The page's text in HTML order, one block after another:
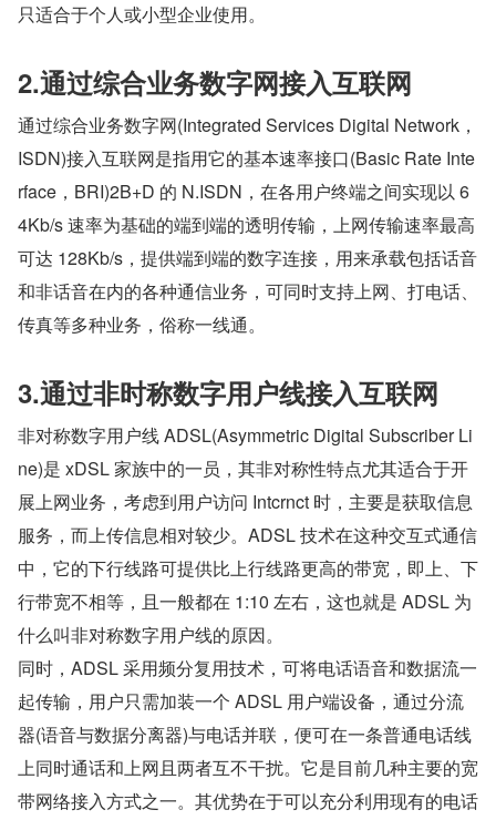
只适合于个人或小型企业使用。
2.通过综合业务数字网接入互联网
通过综合业务数字网(Integrated Services Digital Network，
ISDN)接入互联网是指用它的基本速率接口(Basic Rate Inte
rface，BRI)2B+D 的 N.ISDN，在各用户终端之间实现以 6
4Kb/s 速率为基础的端到端的透明传输，上网传输速率最高
可达 128Kb/s，提供端到端的数字连接，用来承载包括话音
和非话音在内的各种通信业务，可同时支持上网、打电话、
传真等多种业务，俗称一线通。
3.通过非时称数字用户线接入互联网
非对称数字用户线 ADSL(Asymmetric Digital Subscriber Li
ne)是 xDSL 家族中的一员，其非对称性特点尤其适合于开
展上网业务，考虑到用户访问 Intcrnct 时，主要是获取信息
服务，而上传信息相对较少。ADSL 技术在这种交互式通信
中，它的下行线路可提供比上行线路更高的带宽，即上、下
行带宽不相等，且一般都在 1:10 左右，这也就是 ADSL 为
什么叫非对称数字用户线的原因。
同时，ADSL 采用频分复用技术，可将电话语音和数据流一
起传输，用户只需加装一个 ADSL 用户端设备，通过分流
器(语音与数据分离器)与电话并联，便可在一条普通电话线
上同时通话和上网且两者互不干扰。它是目前几种主要的宽
带网络接入方式之一。其优势在于可以充分利用现有的电话